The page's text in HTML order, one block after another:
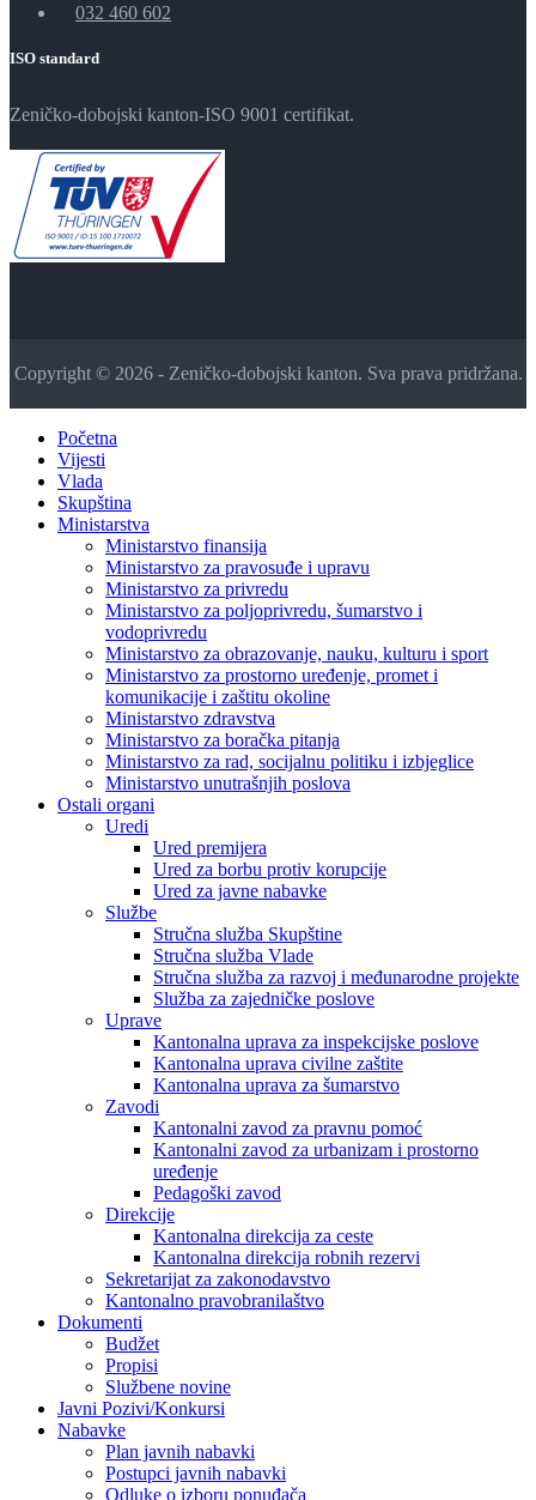
032 460 602
ISO standard
Zeničko-dobojski kanton-ISO 9001 certifikat.
Copyright © 2026 - Zeničko-dobojski kanton. Sva prava pridržana.
Početna
Vijesti
Vlada
Skupština
Ministarstva
Ministarstvo finansija
Ministarstvo za pravosuđe i upravu
Ministarstvo za privredu
Ministarstvo za poljoprivredu, šumarstvo i
vodoprivredu
Ministarstvo za obrazovanje, nauku, kulturu i sport
Ministarstvo za prostorno uređenje, promet i
komunikacije i zaštitu okoline
Ministarstvo zdravstva
Ministarstvo za boračka pitanja
Ministarstvo za rad, socijalnu politiku i izbjeglice
Ministarstvo unutrašnjih poslova
Ostali organi
Uredi
Ured premijera
Ured za borbu protiv korupcije
Ured za javne nabavke
Službe
Stručna služba Skupštine
Stručna služba Vlade
Stručna služba za razvoj i međunarodne projekte
Služba za zajedničke poslove
Uprave
Kantonalna uprava za inspekcijske poslove
Kantonalna uprava civilne zaštite
Kantonalna uprava za šumarstvo
Zavodi
Kantonalni zavod za pravnu pomoć
Kantonalni zavod za urbanizam i prostorno
uređenje
Pedagoški zavod
Direkcije
Kantonalna direkcija za ceste
Kantonalna direkcija robnih rezervi
Sekretarijat za zakonodavstvo
Kantonalno pravobranilaštvo
Dokumenti
Budžet
Propisi
Službene novine
Javni Pozivi/Konkursi
Nabavke
Plan javnih nabavki
Postupci javnih nabavki
Odluke o izboru ponuđača